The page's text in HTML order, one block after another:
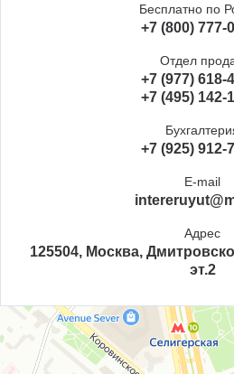
Бесплатно по
+7 (800) 777-
Отдел
+7 (977) 618-
+7 (495) 142-
+7 (925) 912-
E-mail
Адрес
125504, Москва,
эт.2